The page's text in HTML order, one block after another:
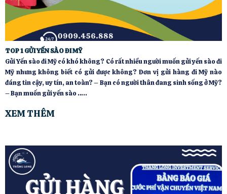
TOP 1 GỬI YẾN SÀO ĐI MỸ
Gửi Yến sào đi Mỹ có khó không? Có rất nhiều người muốn gửi yến sào đi
Mỹ nhưng không biết có gửi được không? Đơn vị gửi hàng đi Mỹ nào
đáng tin cậy, uy tín, an toàn? – Bạn có người thân đang sinh sống ở Mỹ?
– Bạn muốn gửi yến sào …..
XEM THÊM